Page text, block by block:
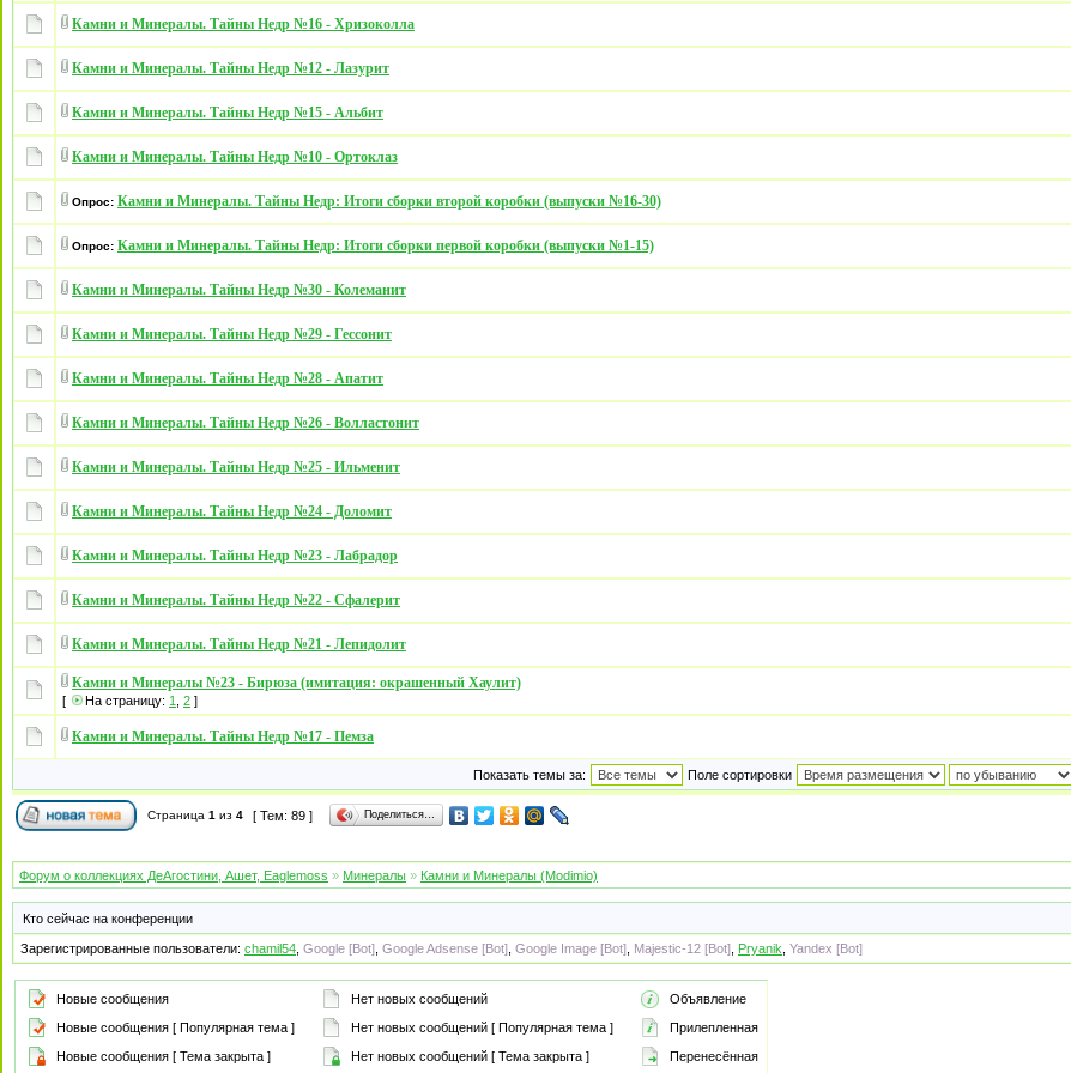
Камни и Минералы. Тайны Недр №16 - Хризоколла
Камни и Минералы. Тайны Недр №12 - Лазурит
Камни и Минералы. Тайны Недр №15 - Альбит
Камни и Минералы. Тайны Недр №10 - Ортоклаз
Опрос: Камни и Минералы. Тайны Недр: Итоги сборки второй коробки (выпуски №16-30)
Опрос: Камни и Минералы. Тайны Недр: Итоги сборки первой коробки (выпуски №1-15)
Камни и Минералы. Тайны Недр №30 - Колеманит
Камни и Минералы. Тайны Недр №29 - Гессонит
Камни и Минералы. Тайны Недр №28 - Апатит
Камни и Минералы. Тайны Недр №26 - Волластонит
Камни и Минералы. Тайны Недр №25 - Ильменит
Камни и Минералы. Тайны Недр №24 - Доломит
Камни и Минералы. Тайны Недр №23 - Лабрадор
Камни и Минералы. Тайны Недр №22 - Сфалерит
Камни и Минералы. Тайны Недр №21 - Лепидолит
Камни и Минералы №23 - Бирюза (имитация: окрашенный Хаулит)
[ На страницу: 1 2 ]
Камни и Минералы. Тайны Недр №17 - Пемза
Показать темы за: Поле сортировки
Страница 1 из 4 [ Тем: 89 ] Поделиться…
Форум о коллекциях ДеАгостини, Ашет, Eaglemoss » Минералы » Камни и Минералы (Modimio)
Кто сейчас на конференции
Зарегистрированные пользователи: chamil54 Google [Bot] Google Adsense [Bot] Google Image [Bot] Majestic-12 [Bot] Pryanik Yandex [Bot]
Новые сообщения Нет новых сообщений
Объявление
Новые сообщения [ Популярная тема ]
Нет новых сообщений [ Популярная тема ]
Прилепленная
Новые сообщения [ Тема закрыта ]
Нет новых сообщений [ Тема закрыта ] Перенесённая